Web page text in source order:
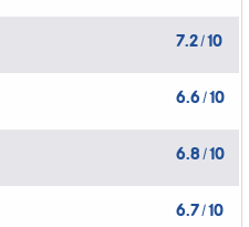
7.2/10
6.6 /10
6.8 /10
6.7/10